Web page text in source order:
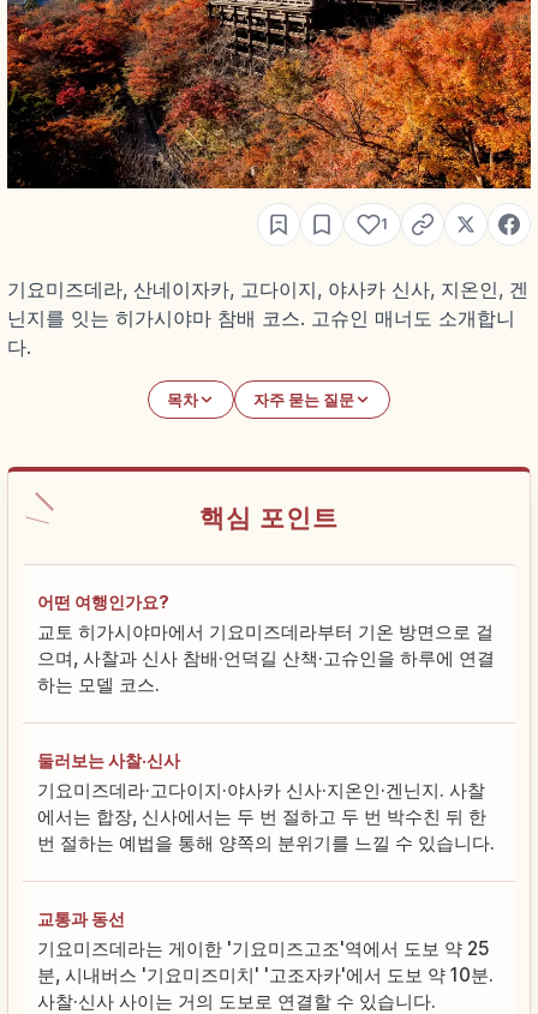
1
기요미즈데라, 산네이자카, 고다이지, 야사카 신사, 지온인, 겐
닌지를 잇는 히가시야마 참배 코스. 고슈인 매너도 소개합니
다.
목차 자주 묻는 질문
핵심 포인트
어떤 여행인가요?
교토 히가시야마에서 기요미즈데라부터 기온 방면으로 걸
으며, 사찰과 신사 참배·언덕길 산책·고슈인을 하루에 연결
하는 모델 코스.
둘러보는 사찰·신사
기요미즈데라·고다이지·야사카 신사·지온인·겐닌지. 사찰
에서는 합장, 신사에서는 두 번 절하고 두 번 박수친 뒤 한
번 절하는 예법을 통해 양쪽의 분위기를 느낄 수 있습니다.
교통과 동선
기요미즈데라는 게이한 '기요미즈고조'역에서 도보 약 25
분, 시내버스 '기요미즈미치' '고조자카'에서 도보 약 10분.
사찰·신사 사이는 거의 도보로 연결할 수 있습니다.